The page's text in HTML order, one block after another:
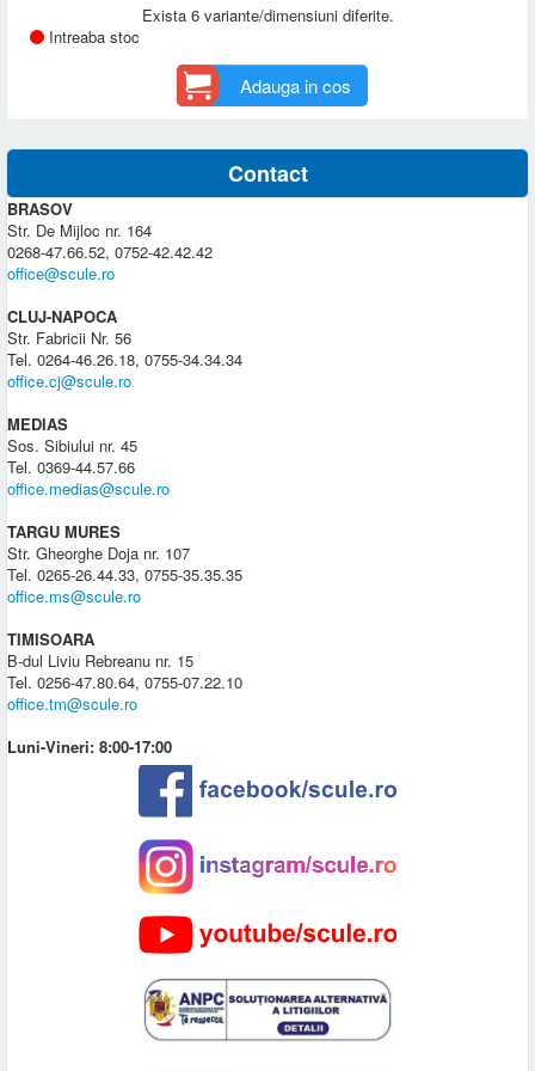
Exista 6 variante/dimensiuni diferite.
Intreaba stoc
Adauga in cos
Contact
BRASOV
Str. De Mijloc nr. 164
0268-47.66.52, 0752-42.42.42
office@scule.ro
CLUJ-NAPOCA
Str. Fabricii Nr. 56
Tel. 0264-46.26.18, 0755-34.34.34
office.cj@scule.ro
MEDIAS
Sos. Sibiului nr. 45
Tel. 0369-44.57.66
office.medias@scule.ro
TARGU MURES
Str. Gheorghe Doja nr. 107
Tel. 0265-26.44.33, 0755-35.35.35
office.ms@scule.ro
TIMISOARA
B-dul Liviu Rebreanu nr. 15
Tel. 0256-47.80.64, 0755-07.22.10
office.tm@scule.ro
Luni-Vineri: 8:00-17:00